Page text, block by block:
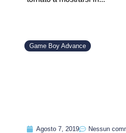
Game Boy Advance
Agosto 7, 2019 Nessun